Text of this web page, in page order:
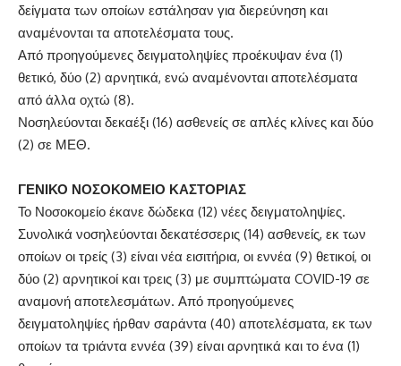
δείγματα των οποίων εστάλησαν για διερεύνηση και
αναμένονται τα αποτελέσματα τους.
Από προηγούμενες δειγματοληψίες προέκυψαν ένα (1)
θετικό, δύο (2) αρνητικά, ενώ αναμένονται αποτελέσματα
από άλλα οχτώ (8).
Νοσηλεύονται δεκαέξι (16) ασθενείς σε απλές κλίνες και δύο
(2) σε ΜΕΘ.
ΓΕΝΙΚΟ ΝΟΣΟΚΟΜΕΙΟ ΚΑΣΤΟΡΙΑΣ
Το Νοσοκομείο έκανε δώδεκα (12) νέες δειγματοληψίες.
Συνολικά νοσηλεύονται δεκατέσσερις (14) ασθενείς, εκ των
οποίων οι τρείς (3) είναι νέα εισιτήρια, οι εννέα (9) θετικοί, οι
δύο (2) αρνητικοί και τρεις (3) με συμπτώματα COVID-19 σε
αναμονή αποτελεσμάτων. Από προηγούμενες
δειγματοληψίες ήρθαν σαράντα (40) αποτελέσματα, εκ των
οποίων τα τριάντα εννέα (39) είναι αρνητικά και το ένα (1)